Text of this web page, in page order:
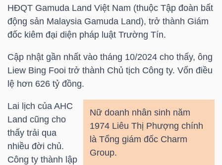
HĐQT Gamuda Land Việt Nam (thuộc Tập đoàn bất
động sản Malaysia Gamuda Land), trở thành Giám
đốc kiêm đại diện pháp luật Trường Tín.
Cập nhật gần nhất vào tháng 10/2024 cho thấy, ông
Liew Bing Fooi trở thành Chủ tịch Công ty. Vốn điều
lệ hơn 626 tỷ đồng.
Nữ doanh nhân sinh năm
1974 Liêu Thị Phượng chính
là Tổng giám đốc Charm
Group.
Lai lịch của AHC
Land cũng cho
thấy trải qua
nhiều đời chủ.
Công ty thành lập
TRÁI
PHIẾU
CÔNG
CỤ
TƯ
TRUY